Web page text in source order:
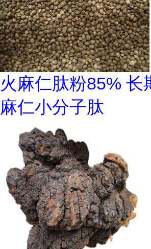
火麻仁肽粉85% 长
麻仁小分子肽